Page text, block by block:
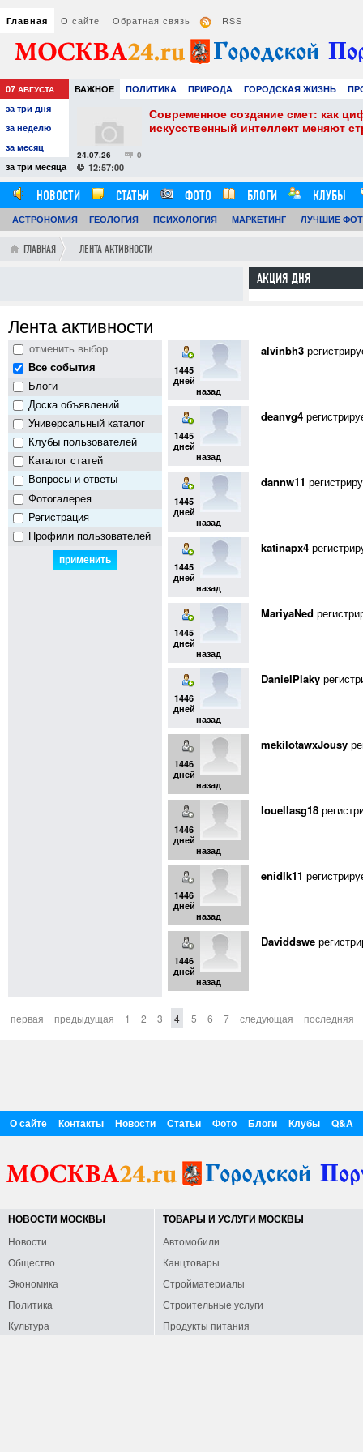
Главная О сайте Обратная связь RSS
07 АВГУСТА ВАЖНОЕ ПОЛИТИКА ПРИРОДА ГОРОДСКАЯ ЖИЗНЬ
ТЕХНОЛОГИИ
за три дня
за неделю
за месяц
за три месяца
и
0
24.07.26
12:57:00
Современное создание смет: как
искусственный интеллект меняют
НОВОСТИ СТАТЬИ ФОТО БЛОГИ
КЛУБЫ
ОБЗОРЫ
ВИДЕОРЕПОРТАЖИ
АСТРОНОМИЯ ГЕОЛОГИЯ ПСИХОЛОГИЯ МАРКЕТИНГ ЛУЧШИЕ
ГЛАВНАЯ ЛЕНТА АКТИВНОСТИ
АКЦИЯ ДНЯ
Лента активности
отменить выбор
Все события
Блоги
Доска объявлений
Универсальный каталог
Клубы пользователей
Каталог статей
Вопросы и ответы
Фотогалерея
Регистрация
Профили пользователей
1445
дней
назад
alvinbh3
1445
дней
назад
deanvg4
1445
дней
назад
dannw11
1445
дней
назад
katinapx4
1445
дней
назад
MariyaNed
1446
дней
назад
DanielPlaky
1446
дней
назад
mekilotawxJousy
1446
дней
назад
louellasg18
1446
дней
назад
enidlk11
1446
дней
назад
Daviddswe
первая предыдущая 1 2 3 4 5 6 7 следующая последняя
О сайте Контакты Новости Статьи Фото Блоги Клубы Q&A
НОВОСТИ МОСКВЫ
Новости
Общество
Экономика
Политика
Культура
ТОВАРЫ И УСЛУГИ МОСКВЫ
Автомобили
Канцтовары
Стройматериалы
Строительные услуги
Продукты питания